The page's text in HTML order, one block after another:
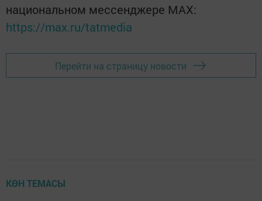
национальном мессенджере MАХ:
https://max.ru/tatmedia
Перейти на страницу новости
КӨН ТЕМАСЫ